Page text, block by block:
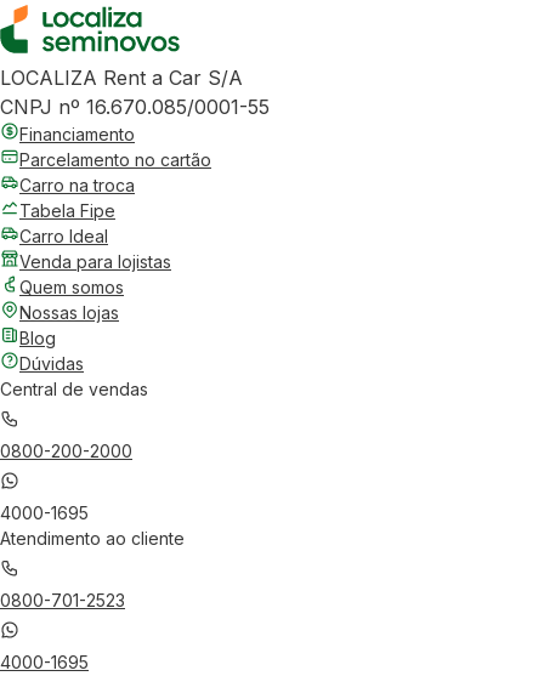
LOCALIZA Rent a Car S/A
CNPJ nº 16.670.085/0001-55
Financiamento
Parcelamento no cartão
Carro na troca
Tabela Fipe
Carro Ideal
Venda para lojistas
Quem somos
Nossas lojas
Blog
Dúvidas
Central de vendas
0800-200-2000
4000-1695
Atendimento ao cliente
0800-701-2523
4000-1695